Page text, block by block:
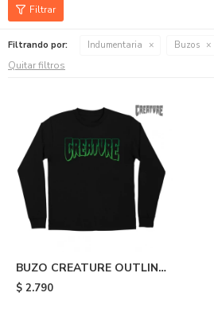
Filtrando por: Indumentaria Buzos
Quitar filtros
BUZO CREATURE OUTLINE
CREW - Black
$ 2.790